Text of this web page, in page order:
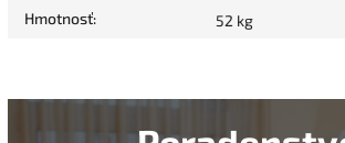
Hmotnosť: 52 kg